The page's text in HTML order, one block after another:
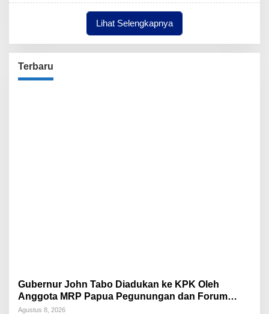
Lihat Selengkapnya
Terbaru
Gubernur John Tabo Diadukan ke KPK Oleh
Anggota MRP Papua Pegunungan dan Forum
Warga Papua
Agustus 8, 2026